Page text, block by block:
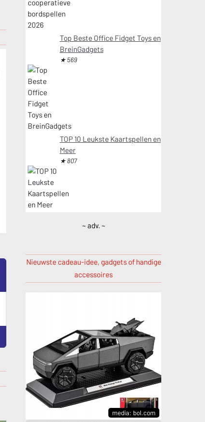
Top Beste Office Fidget Toys en
BreinGadgets
★ 569
TOP 10 Leukste Kaartspellen en
Meer
★ 807
~ adv. ~
Nieuwste cadeau-idee, gadgets of handige
accessoires
media: bol.com